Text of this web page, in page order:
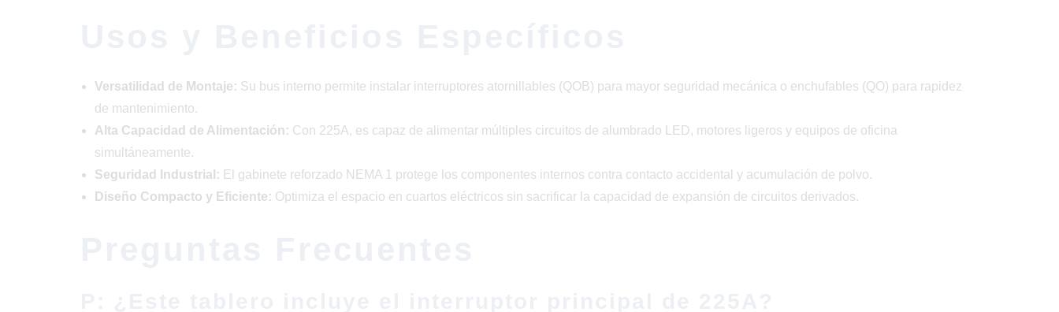
Versatilidad de Montaje: Su bus interno permite instalar interruptores atornillables (QOB) para mayor seguridad mecánica o enchufables (QO) para rapidez
de mantenimiento.
Alta Capacidad de Alimentación: Con 225A, es capaz de alimentar múltiples circuitos de alumbrado LED, motores ligeros y equipos de oficina
simultáneamente.
Seguridad Industrial: El gabinete reforzado NEMA 1 protege los componentes internos contra contacto accidental y acumulación de polvo.
Diseño Compacto y Eficiente: Optimiza el espacio en cuartos eléctricos sin sacrificar la capacidad de expansión de circuitos derivados.